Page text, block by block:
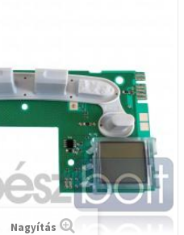
Nagyítás